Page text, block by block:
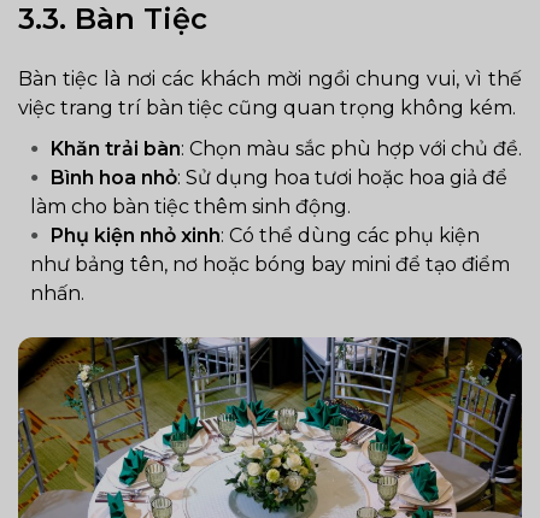
3.3. Bàn Tiệc
Bàn tiệc là nơi các khách mời ngồi chung vui, vì thế
việc trang trí bàn tiệc cũng quan trọng không kém.
Khăn trải bàn: Chọn màu sắc phù hợp với chủ đề.
Bình hoa nhỏ: Sử dụng hoa tươi hoặc hoa giả để
làm cho bàn tiệc thêm sinh động.
Phụ kiện nhỏ xinh: Có thể dùng các phụ kiện
như bảng tên, nơ hoặc bóng bay mini để tạo điểm
nhấn.